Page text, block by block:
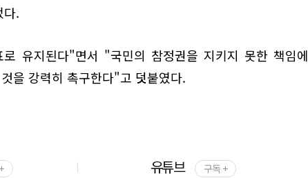
다.
유지된다"면서 "국민의 참정권을 지키지 못한 책임에
을 강력히 촉구한다"고 덧붙였다.
유튜브 구독 +